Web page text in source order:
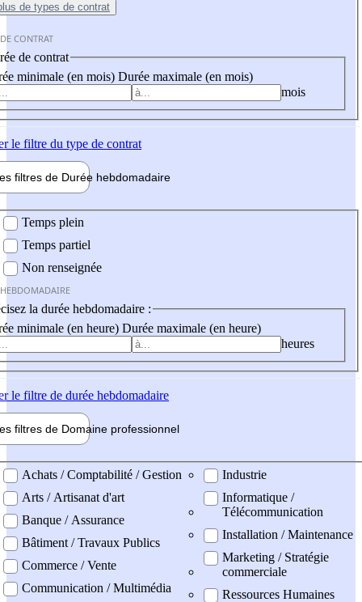
de types de contrat
CONTRAT
de contrat
minimale (en mois) Durée maximale (en mois)
mois
le filtre du type de contrat
filtres de Durée hebdomadaire
Temps plein
Temps partiel
Non renseignée
la durée hebdomadaire :
minimale (en heure) Durée maximale (en heure)
heures
le filtre de durée hebdomadaire
filtres de Domaine professionnel
professionel
Achats / Comptabilité / Gestion
Arts / Artisanat d'art
Banque / Assurance
Bâtiment / Travaux Publics
Commerce / Vente
Communication / Multimédia
Industrie
Informatique /
Télécommunication
Installation / Maintenance
Marketing / Stratégie
commerciale
Ressources Humaines